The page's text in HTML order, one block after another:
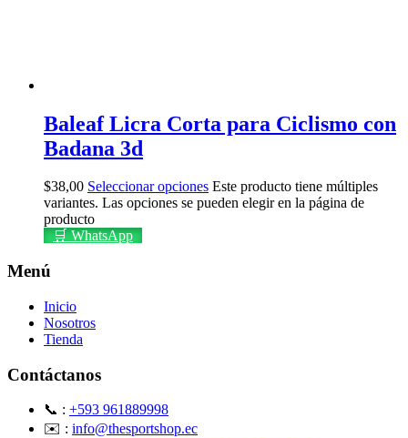
Baleaf Licra Corta para Ciclismo con
Badana 3d
$38,00 Seleccionar opciones Este producto tiene múltiples
variantes. Las opciones se pueden elegir en la página de
producto
🛒 WhatsApp
Menú
Inicio
Nosotros
Tienda
Contáctanos
📞 : +593 961889998
✉️ : info@thesportshop.ec